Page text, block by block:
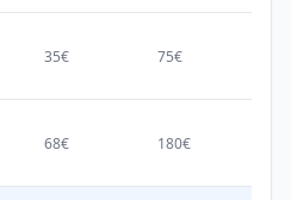
35€ 75€
68€ 180€